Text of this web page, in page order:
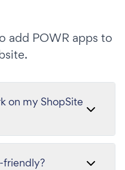
add POWR apps to
on my ShopSite
friendly?